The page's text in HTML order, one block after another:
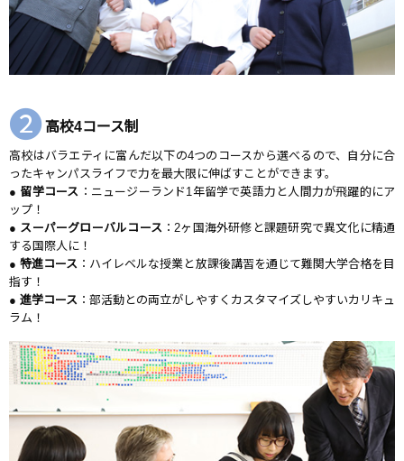
❷ 高校4コース制
高校はバラエティに富んだ以下の4つのコースから選べるので、自分に合
ったキャンパスライフで力を最大限に伸ばすことができます。
● 留学コース ：ニュージーランド1年留学で英語力と人間力が飛躍的にア
ップ！
● スーパーグローバルコース ：2ヶ国海外研修と課題研究で異文化に精通
する国際人に！
●特進コース ：ハイレベルな授業と放課後講習を通じて難関大学合格を目
指す！
●進学コース ：部活動との両立がしやすくカスタマイズしやすいカリキュ
ラム！